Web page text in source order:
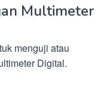
Multimeter
menguji atau
Digital.